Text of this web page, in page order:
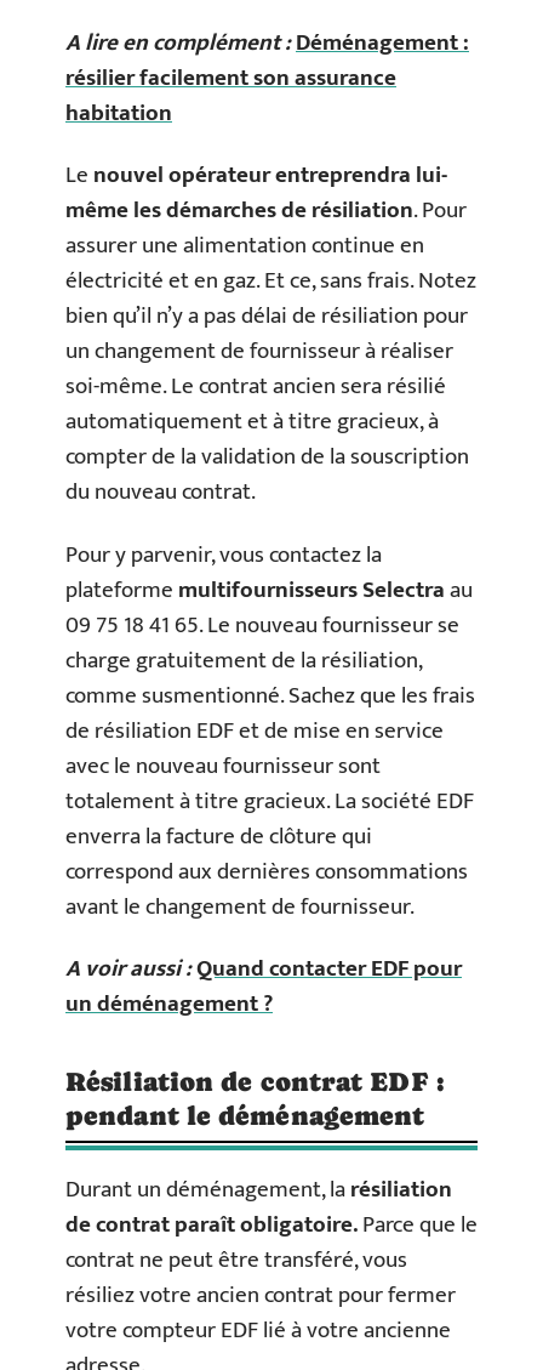
A lire en complément :Déménagement :
résilier facilement son assurance
habitation
Lenouvel opérateur entreprendra lui-
même les démarches de résiliation. Pour
assurer une alimentation continue en
électricité et en gaz. Et ce, sans frais. Notez
bien qu’il n’y a pas délai de résiliation pour
un changement de fournisseur à réaliser
soi-même. Le contrat ancien sera résilié
automatiquement et à titre gracieux, à
compter de la validation de la souscription
du nouveau contrat.
Pour y parvenir, vous contactez la
plateformemultifournisseurs Selectraau
09 75 18 41 65. Le nouveau fournisseur se
charge gratuitement de la résiliation,
comme susmentionné. Sachez que les frais
de résiliation EDF et de mise en service
avec le nouveau fournisseur sont
totalement à titre gracieux. La société EDF
enverra la facture de clôture qui
correspond aux dernières consommations
avant le changement de fournisseur.
A voir aussi :Quand contacter EDF pour
un déménagement ?
Résiliation de contrat EDF :
pendant le déménagement
Durant un déménagement, larésiliation
de contrat paraît obligatoire.Parce que le
contrat ne peut être transféré, vous
résiliez votre ancien contrat pour fermer
votre compteur EDF lié à votre ancienne